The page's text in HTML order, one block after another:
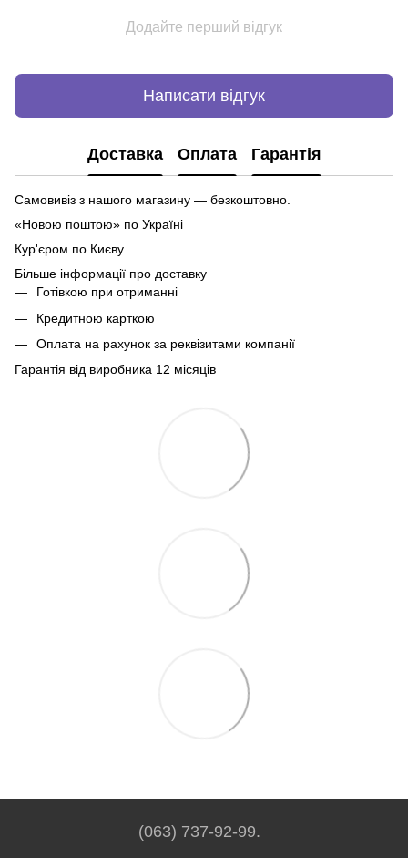
Додайте перший відгук
Написати відгук
Доставка Оплата Гарантія
Самовивіз з нашого магазину — безкоштовно.
«Новою поштою» по Україні
Кур'єром по Києву
Більше інформації про доставку
Готівкою при отриманні
Кредитною карткою
Оплата на рахунок за реквізитами компанії
Гарантія від виробника 12 місяців
(063) 737-92-99.